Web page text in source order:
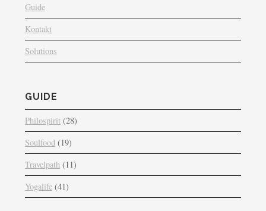
Guide
Kontakt
Solutions
GUIDE
Philospirit (28)
Soulfood (19)
Travelpath (11)
Yogalife(41)